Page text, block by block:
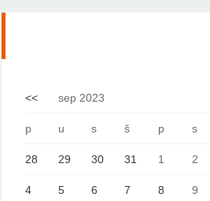
<< sep 2023
p u s š p s
28 29 30 31 1 2
4 5 6 7 8 9